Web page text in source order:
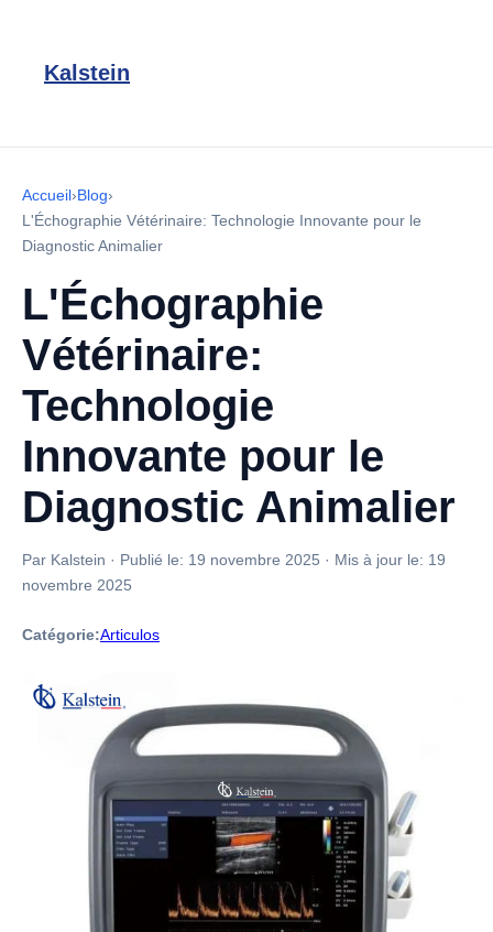
Kalstein
Accueil›Blog›
L'Échographie Vétérinaire: Technologie Innovante pour le
Diagnostic Animalier
L'Échographie
Vétérinaire:
Technologie
Innovante pour le
Diagnostic Animalier
Par Kalstein · Publié le: 19 novembre 2025 · Mis à jour le: 19
novembre 2025
Catégorie:Articulos